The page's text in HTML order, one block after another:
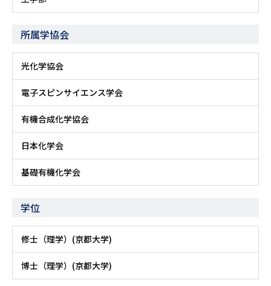
所属学協会
光化学協会
電子スピンサイエンス学会
有機合成化学協会
日本化学会
基礎有機化学会
学位
修士（理学）(京都大学)
博士（理学）(京都大学)